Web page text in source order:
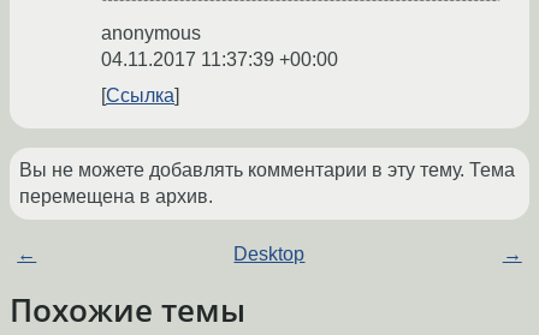
anonymous
04.11.2017 11:37:39 +00:00
Ссылка
Вы не можете добавлять комментарии в эту тему. Тема
перемещена в архив.
← Desktop →
Похожие темы